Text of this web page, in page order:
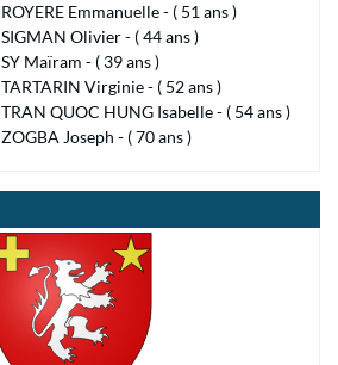
ROYERE Emmanuelle - ( 51 ans )
SIGMAN Olivier - ( 44 ans )
SY Maïram - ( 39 ans )
TARTARIN Virginie - ( 52 ans )
TRAN QUOC HUNG Isabelle - ( 54 ans )
ZOGBA Joseph - ( 70 ans )